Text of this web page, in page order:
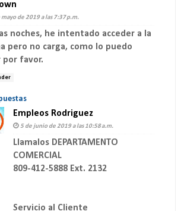
de 2019 a las 7:37 p.m.
noches, he intentado acceder a la
pero no carga, como lo puedo
por favor.
Empleos Rodriguez
5 de junio de 2019 a las 10:58 a.m.
Llamalos DEPARTAMENTO
COMERCIAL
809-412-5888 Ext. 2132
Servicio al Cliente